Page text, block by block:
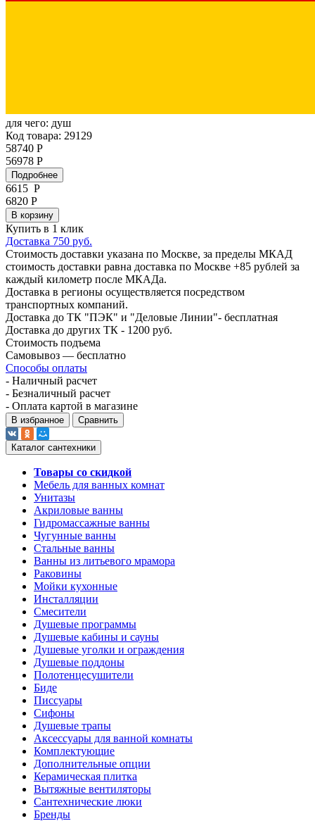
для чего: душ
Код товара: 29129
58740 Р
56978 Р
Подробнее
6615 Р
6820 Р
В корзину
Купить в 1 клик
Доставка 750 руб.
Стоимость доставки указана по Москве, за пределы МКАД
стоимость доставки равна доставка по Москве +85 рублей за
каждый километр после МКАДа.
Доставка в регионы осуществляется посредством
транспортных компаний.
Доставка до ТК "ПЭК" и "Деловые Линии"- бесплатная
Доставка до других ТК - 1200 руб.
Стоимость подъема
Самовывоз — бесплатно
Способы оплаты
- Наличный расчет
- Безналичный расчет
- Оплата картой в магазине
В избранное Сравнить
Каталог сантехники
Товары со скидкой
Мебель для ванных комнат
Унитазы
Акриловые ванны
Гидромассажные ванны
Чугунные ванны
Стальные ванны
Ванны из литьевого мрамора
Раковины
Мойки кухонные
Инсталляции
Смесители
Душевые программы
Душевые кабины и сауны
Душевые уголки и ограждения
Душевые поддоны
Полотенцесушители
Биде
Писсуары
Сифоны
Душевые трапы
Аксессуары для ванной комнаты
Комплектующие
Дополнительные опции
Керамическая плитка
Вытяжные вентиляторы
Сантехнические люки
Бренды